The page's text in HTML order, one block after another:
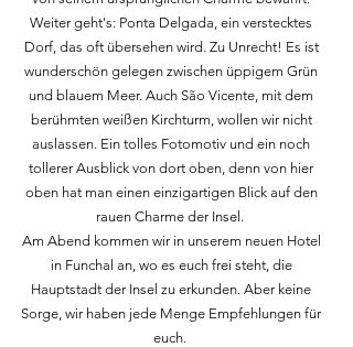
Weiter geht's: Ponta Delgada, ein verstecktes
Dorf, das oft übersehen wird. Zu Unrecht! Es ist
wunderschön gelegen zwischen üppigem Grün
und blauem Meer. Auch São Vicente, mit dem
berühmten weißen Kirchturm, wollen wir nicht
auslassen. Ein tolles Fotomotiv und ein noch
tollerer Ausblick von dort oben, denn von hier
oben hat man einen einzigartigen Blick auf den
rauen Charme der Insel.
Am Abend kommen wir in unserem neuen Hotel
in Funchal an, wo es euch frei steht, die
Hauptstadt der Insel zu erkunden. Aber keine
Sorge, wir haben jede Menge Empfehlungen für
euch.